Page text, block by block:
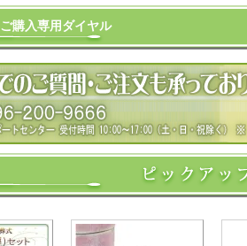
ご購入専用ダイヤル